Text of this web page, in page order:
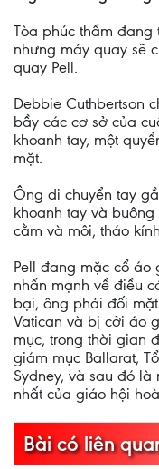
Tòa phúc thẩm đang
nhưng máy quay sẽ
quay Pell.
Debbie Cuthbertson
bầy các cơ sở của
khoanh tay, một
mặt.
Ông di chuyển tay
khoanh tay và
cằm và môi, tháo
Pell đang mặc cổ áo
nhấn mạnh về điều
bại, ông phải đối
Vatican và bị cởi áo
mục, trong thời gian
giám mục Ballarat,
Sydney, và sau đó
nhất của giáo hội
Bài có liên